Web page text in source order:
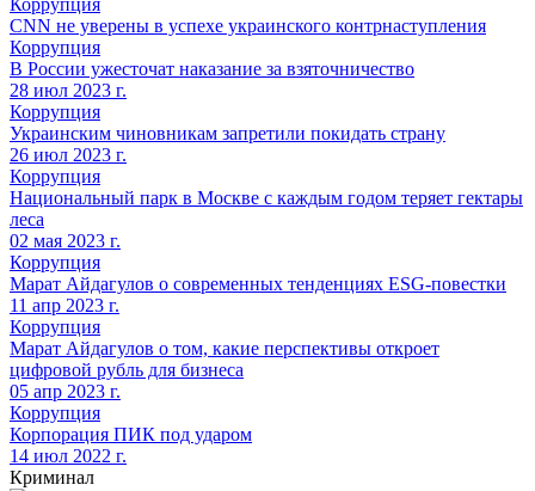
CNN не уверены в успехе украинского контрнаступления
Коррупция
В России ужесточат наказание за взяточничество
28 июл 2023 г.
Коррупция
Украинским чиновникам запретили покидать страну
26 июл 2023 г.
Коррупция
Национальный парк в Москве с каждым годом теряет гектары
леса
02 мая 2023 г.
Коррупция
Марат Айдагулов о современных тенденциях ESG-повестки
11 апр 2023 г.
Коррупция
Марат Айдагулов о том, какие перспективы откроет
цифровой рубль для бизнеса
05 апр 2023 г.
Коррупция
Корпорация ПИК под ударом
14 июл 2022 г.
Криминал